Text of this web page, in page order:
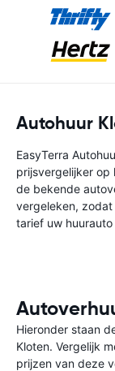
Autohuur
EasyTerra
prijsvergelijker op
de bekende
vergeleken,
tarief uw
Hieronder staan
Kloten. Vergelijk
prijzen van deze